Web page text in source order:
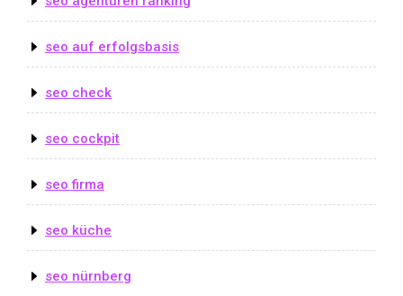
seo auf erfolgsbasis
seo check
seo cockpit
seo firma
seo küche
seo nürnberg